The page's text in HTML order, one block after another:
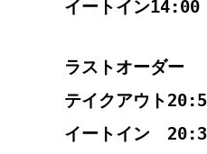
イートイン14:00
ラストオーダー
テイクアウト
イートイン